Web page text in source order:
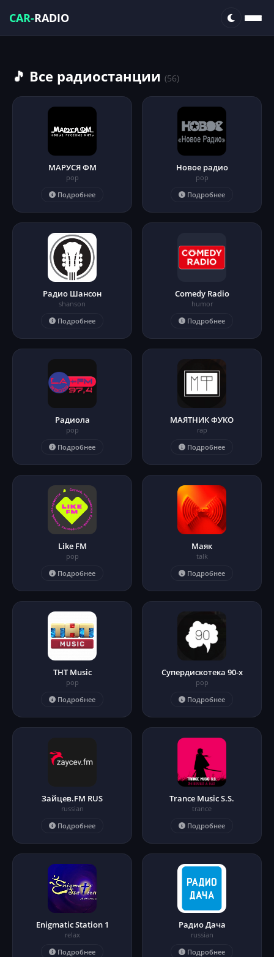
CAR-RADIO
🎵 Все радиостанции (56)
МАРУСЯ ФМ
pop
Подробнее
Новое радио
pop
Подробнее
Радио Шансон
shanson
Подробнее
Comedy Radio
humor
Подробнее
Радиола
pop
Подробнее
МАЯТНИК ФУКО
rap
Подробнее
Like FM
pop
Подробнее
Маяк
talk
Подробнее
ТНТ Music
pop
Подробнее
Супердискотека 90-х
pop
Подробнее
Зайцев.FM RUS
russian
Подробнее
Trance Music S.S.
trance
Подробнее
Enigmatic Station 1
relax
Подробнее
Радио Дача
russian
Подробнее